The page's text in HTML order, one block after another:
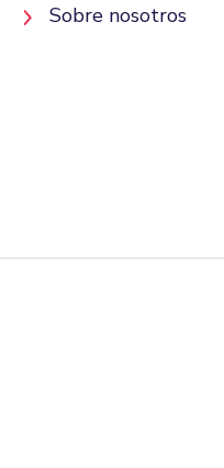
Sobre nosotros